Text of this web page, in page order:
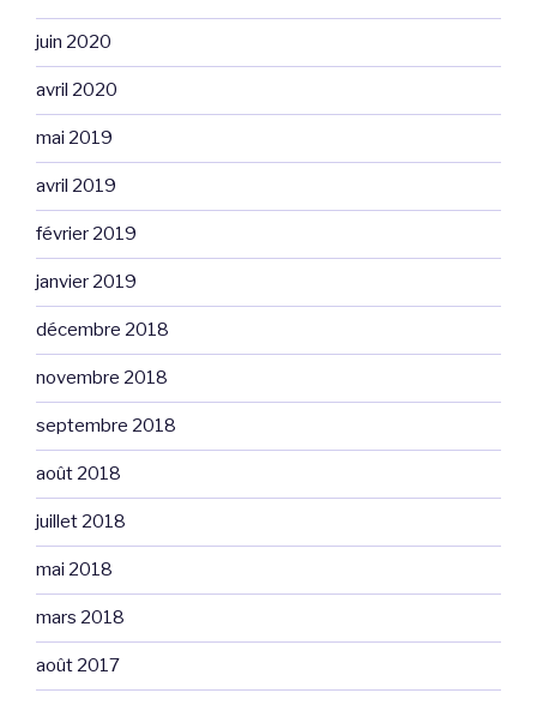
juin 2020
avril 2020
mai 2019
avril 2019
février 2019
janvier 2019
décembre 2018
novembre 2018
septembre 2018
août 2018
juillet 2018
mai 2018
mars 2018
août 2017